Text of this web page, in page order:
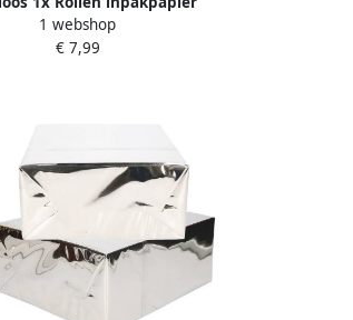
metallic zilver 200 x 70 cm
Kaftpapier
1 webshop
€ 7,99